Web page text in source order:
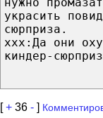
украсить
сюрприза.
xxx:Да они
киндер-
[+ 36 - ]